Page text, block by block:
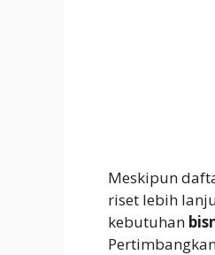
Meskipun
riset lebih
kebutuhan